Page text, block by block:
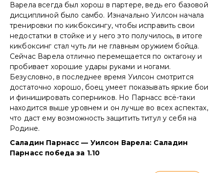
Варела всегда был хорош в партере, ведь его базовой
дисциплиной было самбо. Изначально Уилсон начала
тренировки по кикбоксингу, чтобы исправить свои
недостатки в стойке и у него это получилось, в итоге
кикбоксинг стал чуть ли не главным оружием бойца.
Сейчас Варела отлично перемещается по октагону и
пробивает хорошие удары руками и ногами.
Безусловно, в последнее время Уилсон смотрится
достаточно хорошо, боец умеет показывать яркие бои
и финишировать соперников. Но Парнасс всё-таки
находится выше уровнем и он лучше во всех аспектах,
что даст ему возможность защитить титул у себя на
Родине.
Саладин Парнасс — Уилсон Варела: Саладин
Парнасс победа за 1.10